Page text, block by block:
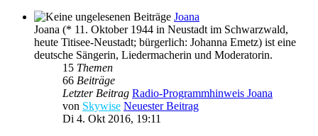
Joana
Joana (* 11. Oktober 1944 in Neustadt im Schwarzwald,
heute Titisee-Neustadt; bürgerlich: Johanna Emetz) ist eine
deutsche Sängerin, Liedermacherin und Moderatorin.
15 Themen
66 Beiträge
Letzter Beitrag Radio-Programmhinweis Joana
von Skywise Neuester Beitrag
Di 4. Okt 2016, 19:11